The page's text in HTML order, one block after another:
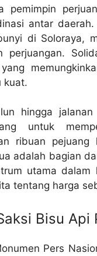
antar
di Soloraya,
perjuangan.
kuat.
hingga
untuk
ribuan
adalah bagian
utama dalam
tentang harga
Bisu Api
Pers